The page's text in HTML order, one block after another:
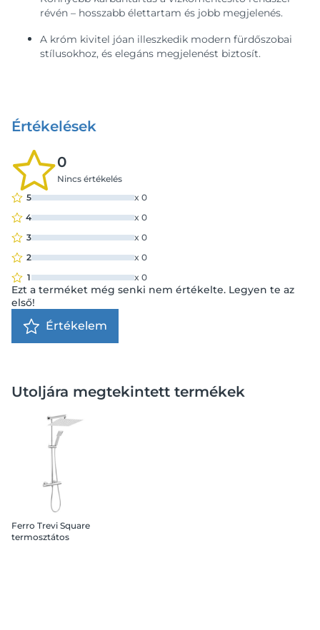
révén – hosszabb élettartam és jobb megjelenés.
A króm kivitel jóan illeszkedik modern fürdőszobai
stílusokhoz, és elegáns megjelenést biztosít.
Értékelések
0
Nincs értékelés
5
x 0
4
x 0
3
x 0
2
x 0
1
x 0
Ezt a terméket még senki nem értékelte. Legyen te az
első!
Értékelem
Utoljára megtekintett termékek
Ferro Trevi Square
termosztátos